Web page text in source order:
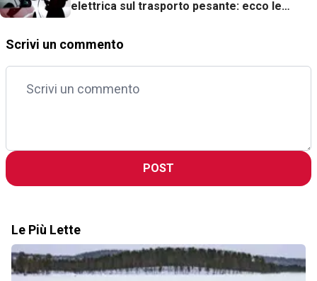
elettrica sul trasporto pesante: ecco le
Scrivi un commento
POST
Le Più Lette